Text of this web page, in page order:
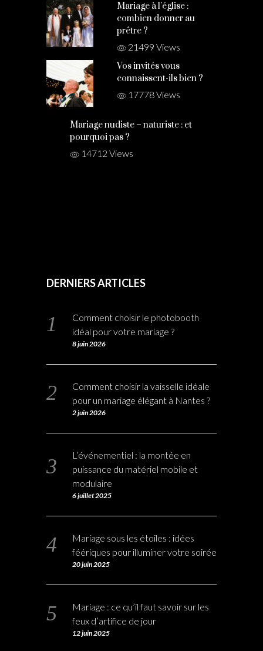
Mariage à l’église :
combien donner au
prêtre ?
21499 Views
Vos invités vous
connaissent-ils bien ?
17778 Views
Mariage nudiste – naturiste : et
pourquoi pas ?
14712 Views
DERNIERS ARTICLES
Comment choisir le photobooth
idéal pour votre mariage ?
8 juin 2026
Comment choisir la vaisselle idéale
pour un mariage élégant à Nantes ?
2 juin 2026
L’événementiel : la montée en
puissance du matériel mobile et
modulaire
6 juillet 2025
Mariage sous les étoiles : idées
féériques pour illuminer votre soirée
20 juin 2025
Mariage : ce qu’il faut savoir sur les
feux d’artifice de jour
12 juin 2025